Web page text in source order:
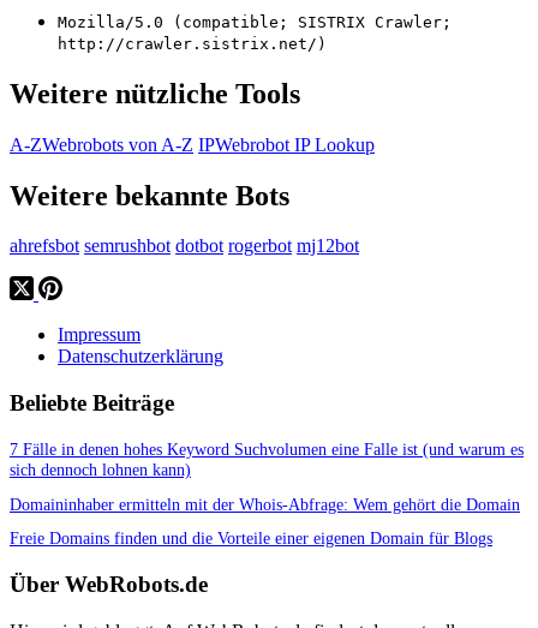
Mozilla/5.0 (compatible; SISTRIX Crawler;
http://crawler.sistrix.net/)
Weitere nützliche Tools
A-ZWebrobots von A-Z IPWebrobot IP Lookup
Weitere bekannte Bots
ahrefsbot semrushbot dotbot rogerbot mj12bot
Impressum
Datenschutzerklärung
Beliebte Beiträge
7 Fälle in denen hohes Keyword Suchvolumen eine Falle ist (und warum es
sich dennoch lohnen kann)
Domaininhaber ermitteln mit der Whois-Abfrage: Wem gehört die Domain
Freie Domains finden und die Vorteile einer eigenen Domain für Blogs
Über WebRobots.de